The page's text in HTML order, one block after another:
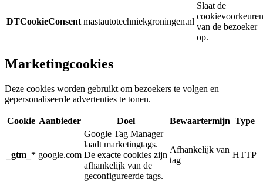
DTCookieConsent mastautotechniekgroningen.nl
Slaat de
cookievoorkeuren
van de bezoeker
op.
Marketingcookies
Deze cookies worden gebruikt om bezoekers te volgen en
gepersonaliseerde advertenties te tonen.
Cookie Aanbieder Doel Bewaartermijn Type
_gtm_* google.com
Google Tag Manager
laadt marketingtags.
De exacte cookies zijn
afhankelijk van de
geconfigureerde tags.
Afhankelijk van
tag
HTTP